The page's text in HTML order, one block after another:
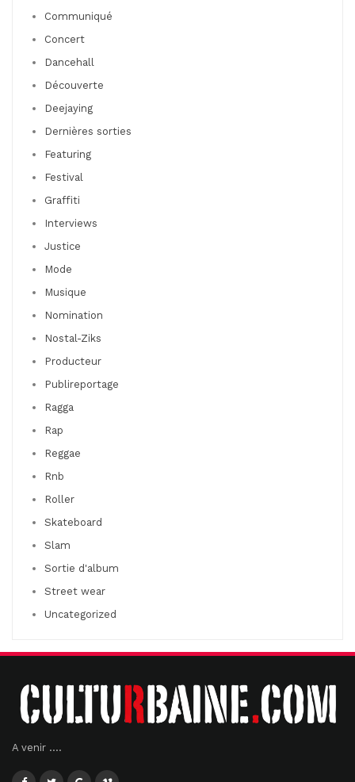
Communiqué
Concert
Dancehall
Découverte
Deejaying
Dernières sorties
Featuring
Festival
Graffiti
Interviews
Justice
Mode
Musique
Nomination
Nostal-Ziks
Producteur
Publireportage
Ragga
Rap
Reggae
Rnb
Roller
Skateboard
Slam
Sortie d'album
Street wear
Uncategorized
A venir ....